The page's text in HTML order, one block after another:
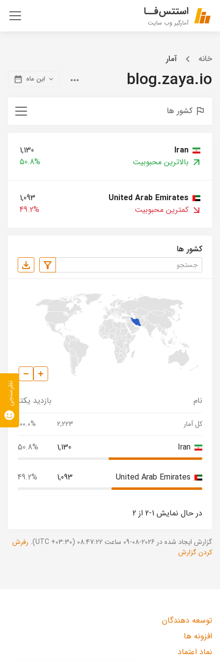
استتس‌فــا
آمارگیر وب سایت
خانه آمار
blog.zaya.io این ماه
کشور ها
Iran
1,130
بالاترین محبوبیت
50.8%
United Arab Emirates
1,093
کمترین محبوبیت
49.2%
کشور ها
نام بازدید یکتا
کل آمار 2,223
100.0%
Iran
1,130
50.8%
United Arab Emirates
1,093
49.2%
در حال نمایش 1-2 از 2
گزارش ایجاد شده در 2026-08-09 ساعت 08:47:22 (UTC +03:30).
رفرش
کردن گزارش
توسعه دهندگان
افزونه ها
نماد اعتماد
نظرسنجی